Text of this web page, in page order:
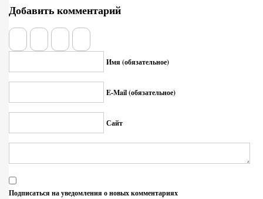
Добавить комментарий
Имя (обязательное)
E-Mail (обязательное)
Сайт
Подписаться на уведомления о новых комментариях